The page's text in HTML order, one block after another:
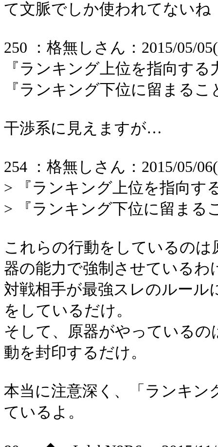
て文脈でしか使われてないね
250 ：格無しさん：2015/05/
『ランキング上位を指向する
『ランキング下位に留まる
干渉系に見えますが…
254 ：格無しさん：2015/05/
> 『ランキング上位を指向す
> 『ランキング下位に留まる
これらの行動をしているの
器の能力で強制させているわ
対戦相手が最強スレのルール
をしているだけ。
そして、原器がやっている
動を封印するだけ。
本当に注意深く、「ランキ
ているよ。